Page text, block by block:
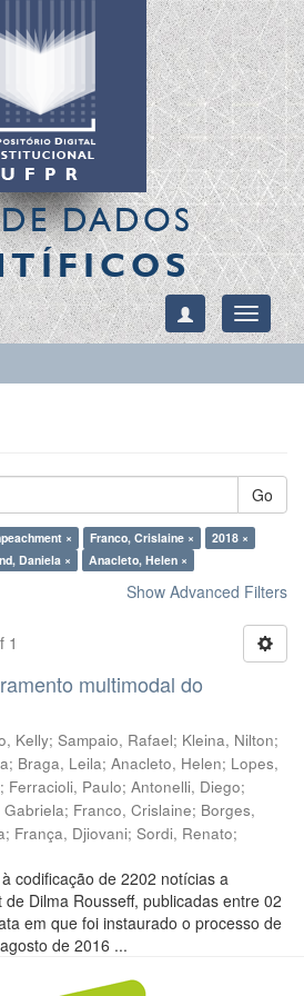
DADOS
Toggle
Go
× Franco, Crislaine ×
2018 ×
Daniela × Anacleto, Helen ×
Show Advanced Filters
1
multimodal do
Kelly; Sampaio, Rafael; Kleina, Nilton;
; Braga, Leila; Anacleto, Helen; Lopes,
; Ferracioli, Paulo; Antonelli, Diego;
Gabriela; Franco, Crislaine; Borges,
; França, Djiovani; Sordi, Renato;
codificação de 2202 notícias a
Dilma Rousseff, publicadas entre 02
em que foi instaurado o processo de
de 2016 ...